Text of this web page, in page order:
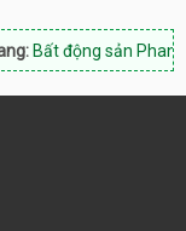
động sản Phan